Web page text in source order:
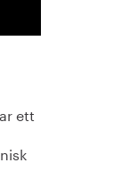
ett